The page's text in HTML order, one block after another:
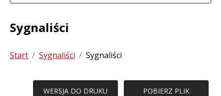
Sygnaliści
Start Sygnaliści Sygnaliści
WERSJA DO DRUKU POBIERZ PLIK